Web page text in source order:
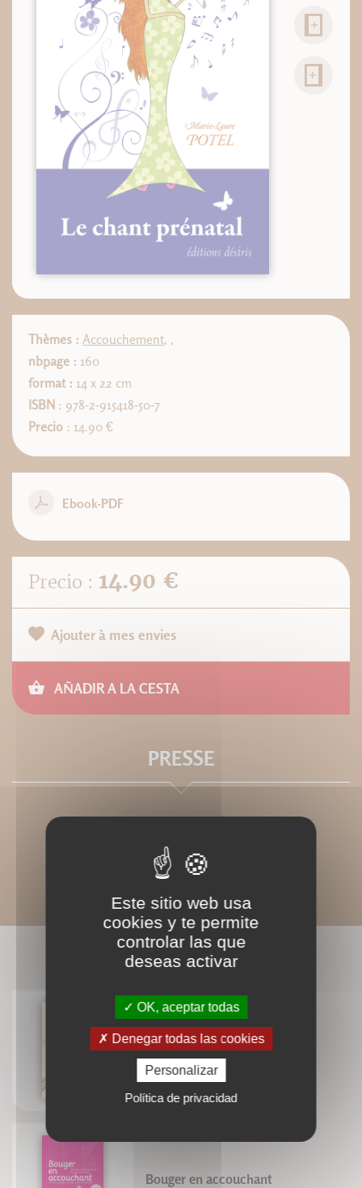
Thèmes : Accouchement, ,
nbpage : 160
format : 14 x 22 cm
ISBN : 978-2-915418-50-7
Precio : 14.90 €
Ebook-PDF
Precio : 14.90 €
Ajouter à mes envies
AÑADIR A LA CESTA
PRESSE
LIVRES ASSOCIÉS
Envie de chanter ?
Marie-Laure Potel
Bouger en accouchant
Este sitio web usa
cookies y te permite
controlar las que
deseas activar
OK, aceptar todas
Denegar todas las cookies
Personalizar
Política de privacidad